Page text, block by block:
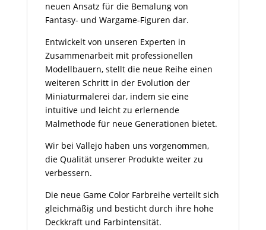
neuen Ansatz für die Bemalung von
Fantasy- und Wargame-Figuren dar.
Entwickelt von unseren Experten in
Zusammenarbeit mit professionellen
Modellbauern, stellt die neue Reihe einen
weiteren Schritt in der Evolution der
Miniaturmalerei dar, indem sie eine
intuitive und leicht zu erlernende
Malmethode für neue Generationen bietet.
Wir bei Vallejo haben uns vorgenommen,
die Qualität unserer Produkte weiter zu
verbessern.
Die neue Game Color Farbreihe verteilt sich
gleichmäßig und besticht durch ihre hohe
Deckkraft und Farbintensität.